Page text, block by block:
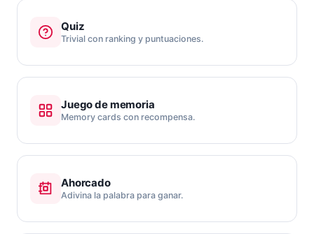
Quiz
Trivial con ranking y puntuaciones.
Juego de memoria
Memory cards con recompensa.
Ahorcado
Adivina la palabra para ganar.